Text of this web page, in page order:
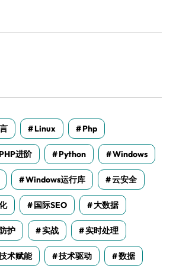
Linux Php
PHP进阶 Python Windows
Windows运行库 云安全
国际SEO 大数据
护 实战 实时处理
术赋能 技术驱动 数据